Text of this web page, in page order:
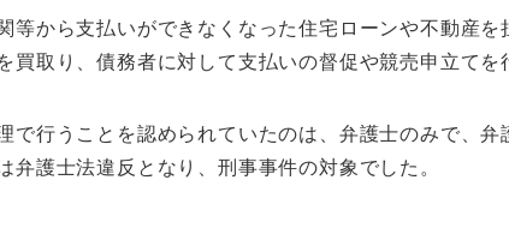
等から支払いができなくなった住宅ローンや不動産を
買取り、債務者に対して支払いの督促や競売申立てを
で行うことを認められていたのは、弁護士のみで、弁
弁護士法違反となり、刑事事件の対象でした。